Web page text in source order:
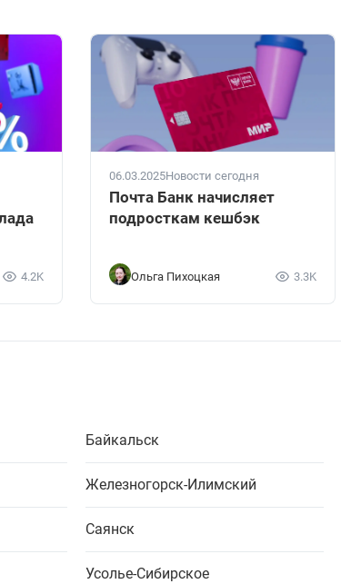
4.2K
06.03.2025Новости сегодня
Почта Банк начисляет
подросткам кешбэк
Ольга Пихоцкая 3.3K
Байкальск
Железногорск-Илимский
Саянск
Усолье-Сибирское